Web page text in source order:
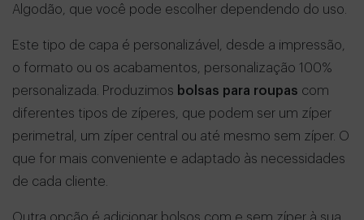
Algodão, que você pode escolher dependendo do uso.
Este tipo de capa é personalizável, desde a impressão,
o formato ou os acabamentos, personalização 100%
personalizada. Produzimos bolsas para roupas com
diferentes tipos de zíperes, que podem ser um zíper
perimetral, um zíper central ou até mesmo sem zíper. O
que for mais conveniente e adaptado às necessidades
de cada cliente.